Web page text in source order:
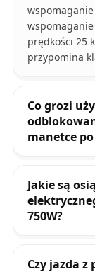
wspomaganie
prędkości 25
przypomina
Co grozi
manetce
Jakie są
750W?
Czy jazda